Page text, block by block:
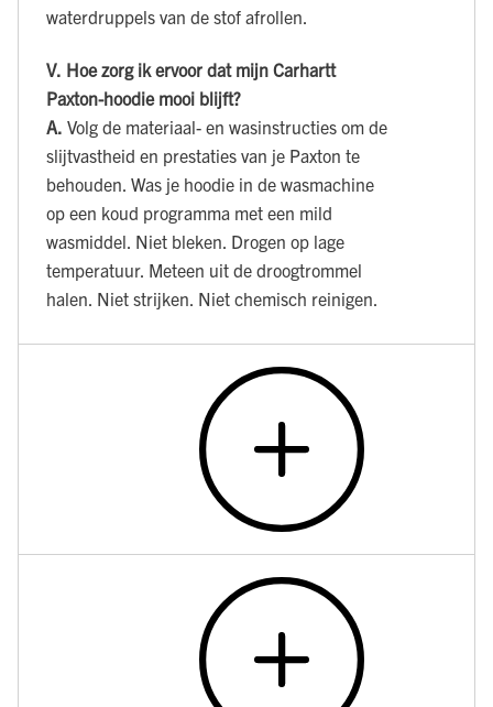
waterdruppels van de stof afrollen.
V. Hoe zorg ik ervoor dat mijn Carhartt
Paxton-hoodie mooi blijft?
A. Volg de materiaal- en wasinstructies om de
slijtvastheid en prestaties van je Paxton te
behouden. Was je hoodie in de wasmachine
op een koud programma met een mild
wasmiddel. Niet bleken. Drogen op lage
temperatuur. Meteen uit de droogtrommel
halen. Niet strijken. Niet chemisch reinigen.